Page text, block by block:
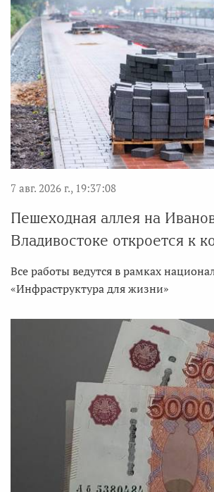
7 авг. 2026 г., 19:37:08
Пешеходная аллея на
Владивостоке откроется к
Все работы ведутся в рамках
«Инфраструктура для жизни»